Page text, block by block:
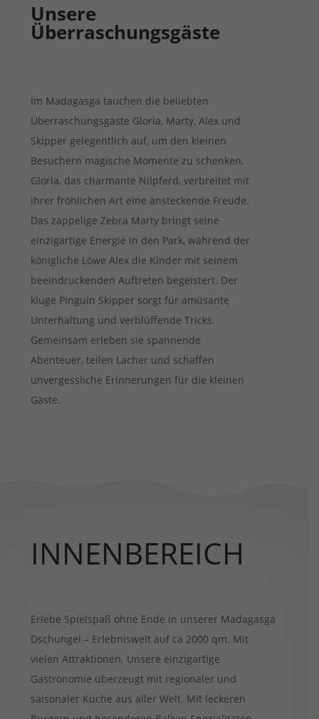
Unsere
Überraschungsgäste
Im Madagasga tauchen die beliebten
Überraschungsgäste Gloria, Marty, Alex und
Skipper gelegentlich auf, um den kleinen
Besuchern magische Momente zu schenken.
Gloria, das charmante Nilpferd, verbreitet mit
ihrer fröhlichen Art eine ansteckende Freude.
Das zappelige Zebra Marty bringt seine
einzigartige Energie in den Park, während der
königliche Löwe Alex die Kinder mit seinem
beeindruckenden Auftreten begeistert. Der
kluge Pinguin Skipper sorgt für amüsante
Unterhaltung und verblüffende Tricks.
Gemeinsam erleben sie spannende
Abenteuer, teilen Lacher und schaffen
unvergessliche Erinnerungen für die kleinen
Gäste.
INNENBEREICH
Erlebe Spielspaß ohne Ende in unserer Madagasga
Dschungel – Erlebniswelt auf ca 2000 qm. Mit
vielen Attraktionen. Unsere einzigartige
Gastronomie überzeugt mit regionaler und
saisonaler Küche aus aller Welt. Mit leckeren